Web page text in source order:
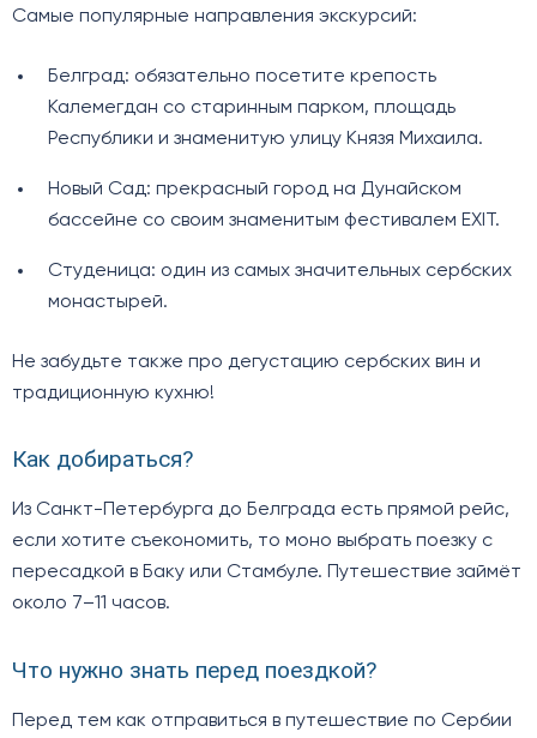
Самые популярные направления экскурсий:
Белград: обязательно посетите крепость
Калемегдан со старинным парком, площадь
Республики и знаменитую улицу Князя Михаила.
Новый Сад: прекрасный город на Дунайском
бассейне со своим знаменитым фестивалем EXIT.
Студеница: один из самых значительных сербских
монастырей.
Не забудьте также про дегустацию сербских вин и
традиционную кухню!
Как добираться?
Из Санкт-Петербурга до Белграда есть прямой рейс,
если хотите съекономить, то моно выбрать поезку с
пересадкой в Баку или Стамбуле. Путешествие займёт
около 7–11 часов.
Что нужно знать перед поездкой?
Перед тем как отправиться в путешествие по Сербии